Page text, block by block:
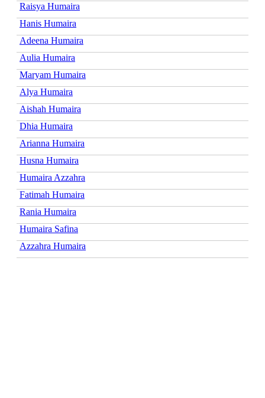
Raisya Humaira
Hanis Humaira
Adeena Humaira
Aulia Humaira
Maryam Humaira
Alya Humaira
Aishah Humaira
Dhia Humaira
Arianna Humaira
Husna Humaira
Humaira Azzahra
Fatimah Humaira
Rania Humaira
Humaira Safina
Azzahra Humaira